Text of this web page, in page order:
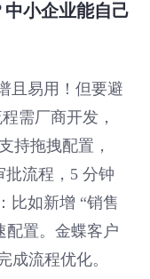
小企业能自己
且易用！但要避
需厂商开发，
持拖拽配置，
批流程，5 分钟
比如新增 “销售
配置。金蝶客户
成流程优化。